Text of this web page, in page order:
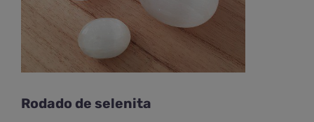
Rodado de selenita